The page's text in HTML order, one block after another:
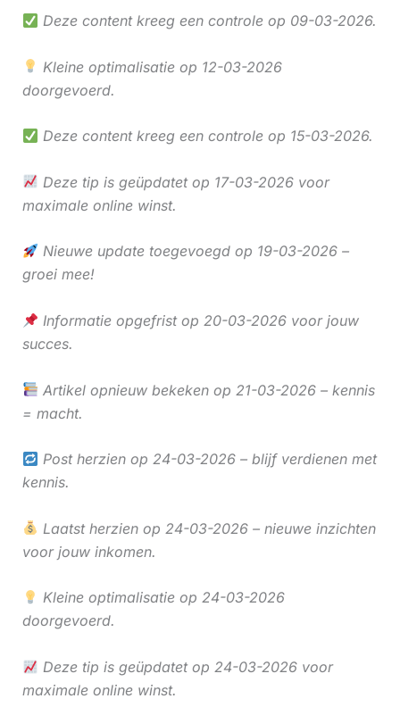
Deze content kreeg een controle op 09-03-2026.
Kleine optimalisatie op 12-03-2026
doorgevoerd.
Deze content kreeg een controle op 15-03-2026.
Deze tip is geüpdatet op 17-03-2026 voor
maximale online winst.
Nieuwe update toegevoegd op 19-03-2026 –
groei mee!
Informatie opgefrist op 20-03-2026 voor jouw
succes.
Artikel opnieuw bekeken op 21-03-2026 – kennis
= macht.
Post herzien op 24-03-2026 – blijf verdienen met
kennis.
Laatst herzien op 24-03-2026 – nieuwe inzichten
voor jouw inkomen.
Kleine optimalisatie op 24-03-2026
doorgevoerd.
Deze tip is geüpdatet op 24-03-2026 voor
maximale online winst.